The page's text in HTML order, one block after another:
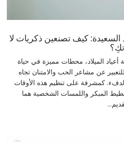
السعيدة: كيف تصنعين ذكريات لا
أعياد الميلاد، محطات مميزة في حياة
عن مشاعر الحب والامتنان تجاه
كمشرفة على تنظيم هذه الأوقات
المبكر واللمسات الشخصية هما